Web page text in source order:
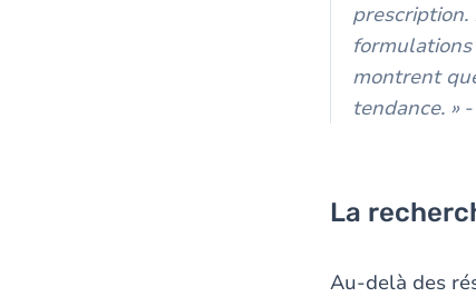
formulations
montrent
tendance. »
La
Au-delà des